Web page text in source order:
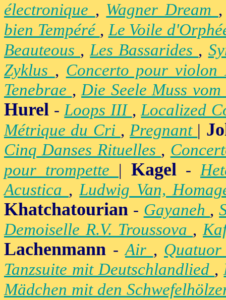
électronique , Wagner Dream
bien Tempéré ,Le Voile
Beauteous ,Les Bassarides ,
Zyklus , Concerto pour
Tenebrae ,Die Seele Muss
Hurel -Loops III ,Localized
Métrique du Cri ,Pregnant |
Cinq Danses Rituelles ,
pour trompette | Kagel -
Acustica ,Ludwig Van,
Khatchatourian - Gayaneh ,
Demoiselle R.V. Troussova ,
Lachenmann -Air ,
Tanzsuite mit Deutschlandlied ,
Mädchen mit den